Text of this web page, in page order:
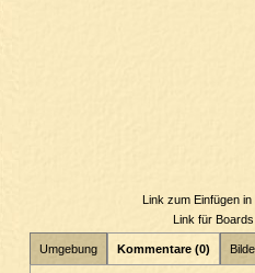
Link zum Einfügen
Link für
Umgebung Kommentare (0)